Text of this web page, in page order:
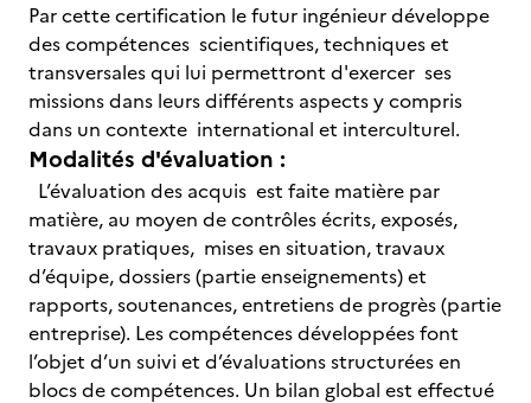
Par cette certification le futur ingénieur développe
des compétences scientifiques, techniques et
transversales qui lui permettront d'exercer ses
missions dans leurs différents aspects y compris
dans un contexte international et interculturel.
Modalités d'évaluation :
L’évaluation des acquis est faite matière par
matière, au moyen de contrôles écrits, exposés,
travaux pratiques, mises en situation, travaux
d’équipe, dossiers (partie enseignements) et
rapports, soutenances, entretiens de progrès (partie
entreprise). Les compétences développées font
l’objet d’un suivi et d’évaluations structurées en
blocs de compétences. Un bilan global est effectué